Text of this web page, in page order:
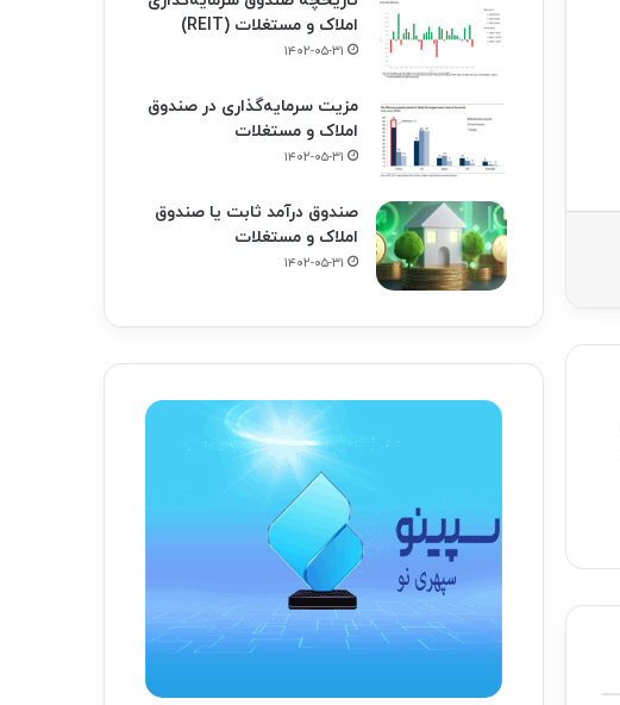
املاک و مستغلات (REIT)
۱۴۰۲-۰۵-۳۱
مزیت سرمایه‌گذاری در صندوق
املاک و مستغلات
۱۴۰۲-۰۵-۳۱
صندوق درآمد ثابت یا صندوق
املاک و مستغلات
۱۴۰۲-۰۵-۳۱